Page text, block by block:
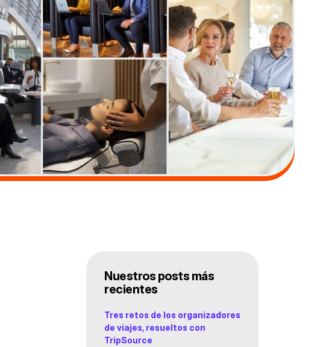
Nuestros posts más
recientes
Tres retos de los organizadores
de viajes, resueltos con
TripSource